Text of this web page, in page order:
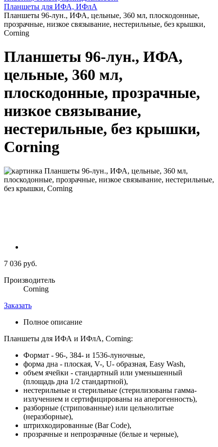
Планшеты для ИФА, ИФлА
Планшеты 96-лун., ИФА, цельные, 360 мл, плоскодонные,
прозрачные, низкое связывание, нестерильные, без крышки,
Corning
Планшеты 96-лун., ИФА,
цельные, 360 мл,
плоскодонные, прозрачные,
низкое связывание,
нестерильные, без крышки,
Corning
7 036 руб.
Производитель
Corning
Заказать
Полное описание
Планшеты для ИФА и ИФлА, Corning:
Формат - 96-, 384- и 1536-луночные,
форма дна - плоская, V-, U- образная, Easy Wash,
объем ячейки - стандартный или уменьшенный
(площадь дна 1/2 стандартной),
нестерильные и стерильные (стерилизованы гамма-
излучением и сертифицированы на аперогенность),
разборные (стрипованные) или цельнолитые
(неразборные),
штрихкодированные (Bar Code),
прозрачные и непрозрачные (белые и черные),